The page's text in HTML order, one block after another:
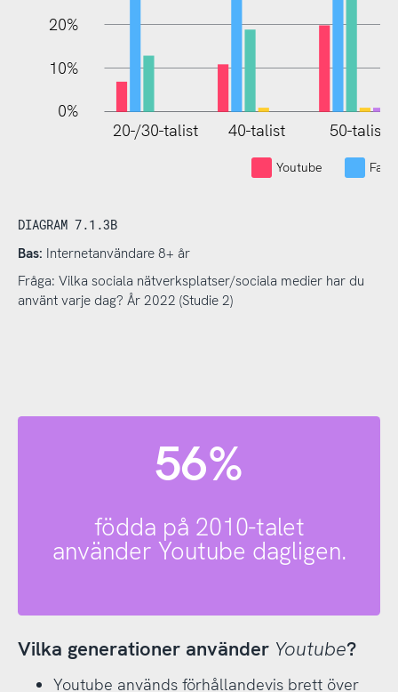
20%
10%
0%
20-/30-talist 40-talist 50-talist
Youtube
DIAGRAM 7.1.3B
Bas: Internetanvändare 8+ år
Fråga: Vilka sociala nätverksplatser/sociala medier har du
använt varje dag? År 2022 (Studie 2)
56%
födda på 2010-talet
använder Youtube dagligen.
Vilka generationer använder Youtube?
Youtube används förhållandevis brett över